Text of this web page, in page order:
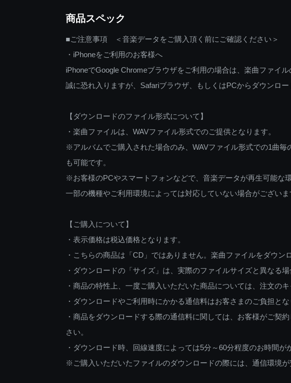
商品スペック
■ご注意事項 ＜音楽データをご購入頂く前にご確認ください＞
・iPhoneをご利用のお客様へ
iPhoneでGoogle Chromeブラウザをご利用の場合は、楽曲ファイル
誠に恐れ入りますが、Safariブラウザ、もしくはPCからダウンロー
【ダウンロードのファイル形式について】
・楽曲ファイルは、WAVファイル形式でのご提供となります。
※アルバムでご購入された場合のみ、WAVファイル形式での1曲
も可能です。
※お客様のPCやスマートフォンなどで、音楽データが再生可能な
一部の機種やご利用環境によっては対応していない場合がございま
【ご購入について】
・表示価格は税込価格となります。
・こちらの商品は「CD」ではありません。楽曲ファイルをダウ
・ダウンロードの「サイズ」は、実際のファイルサイズと異なる場
・商品の特性上、一度ご購入いただいた商品については、注文の
・ダウンロードやご利用時にかかる通信料はお客さまのご負担とな
・商品をダウンロードする際の通信料に関しては、お客様がご契
さい。
・ダウンロード時、回線速度によっては5分～60分程度のお時間が
※ご購入いただいたファイルのダウンロードの際には、通信環境が